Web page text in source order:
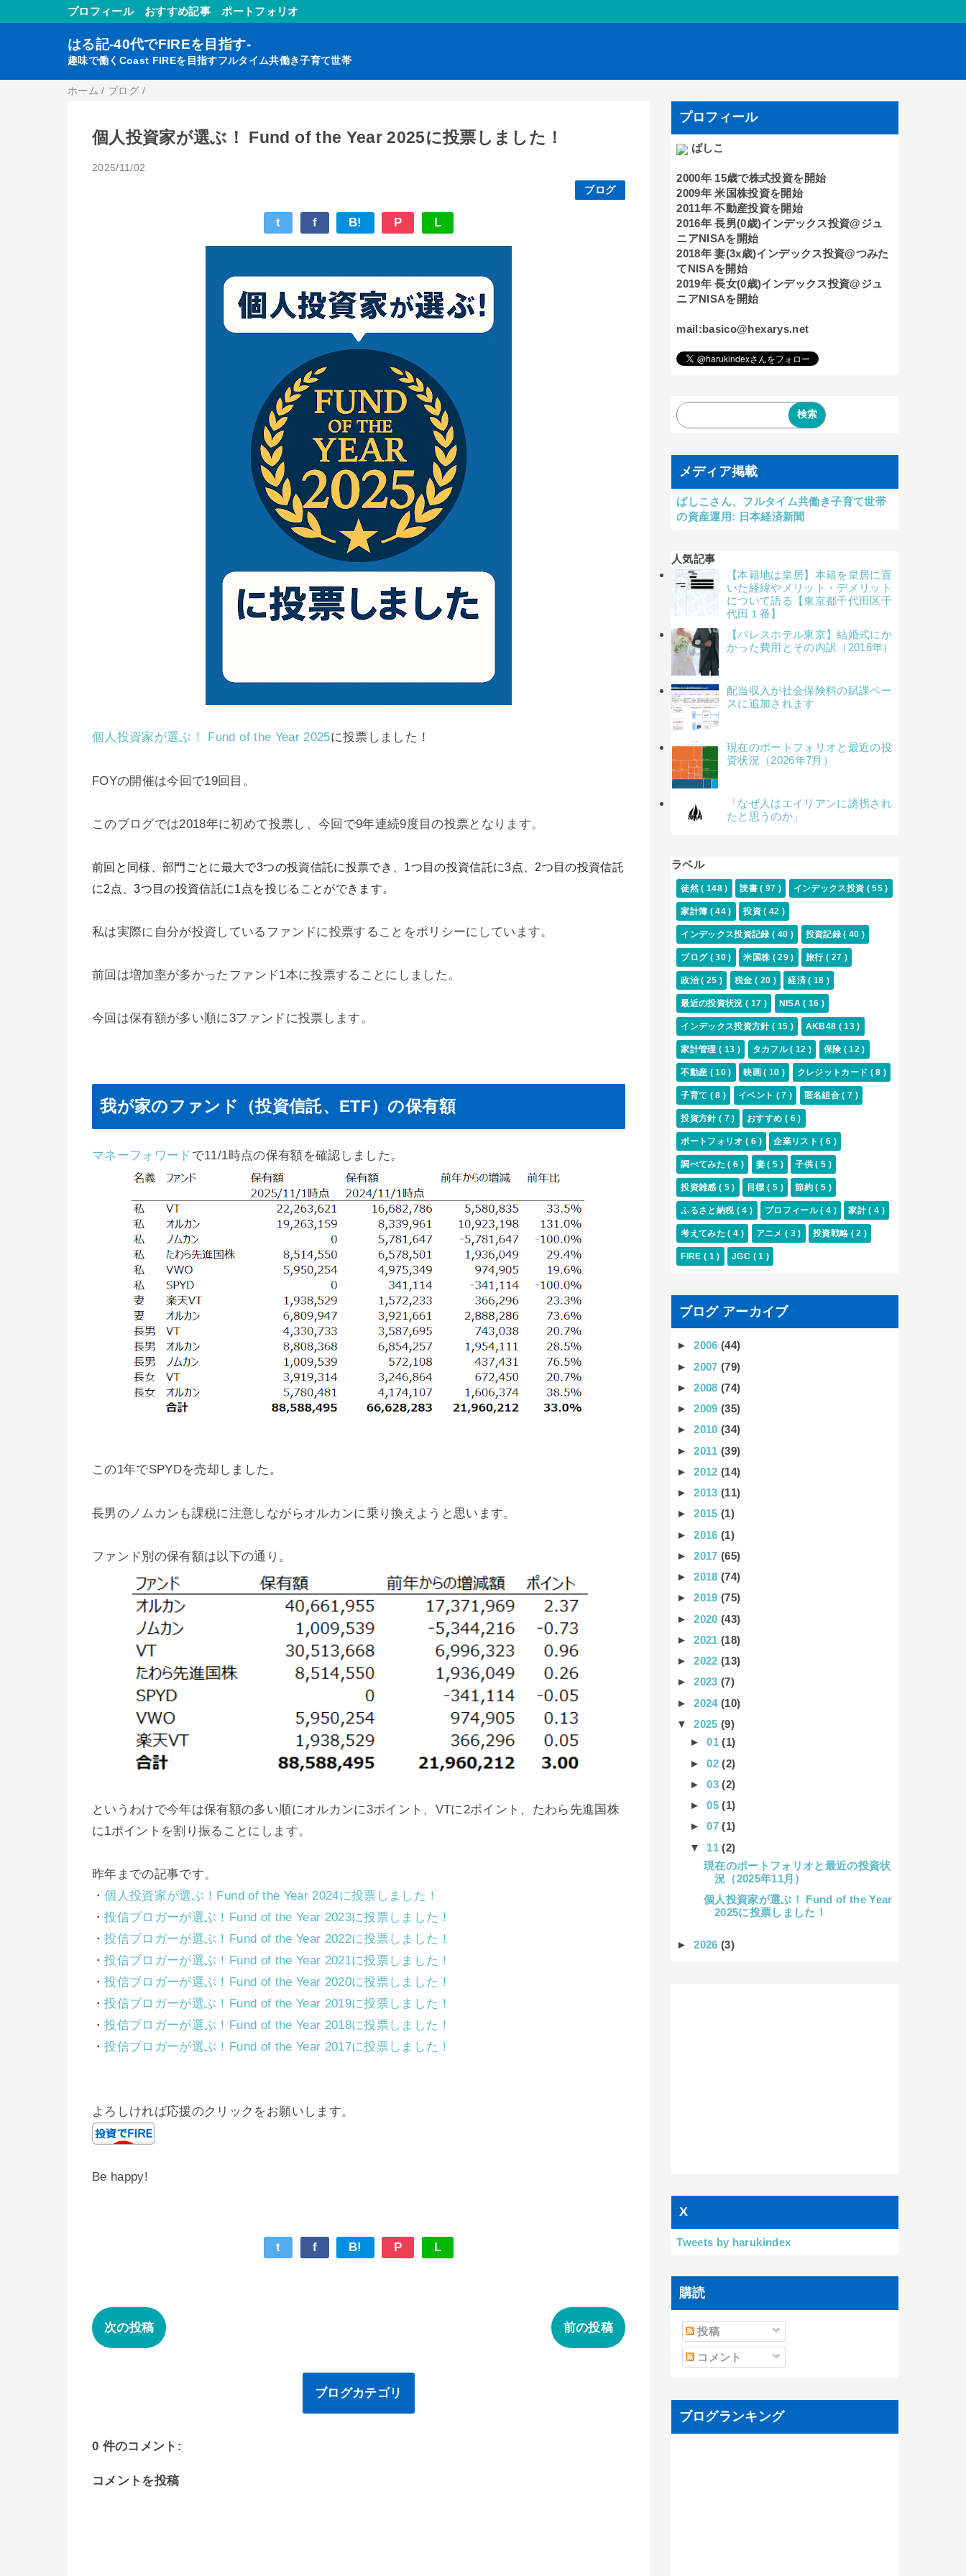
プロフィール おすすめ記事 ポートフォリオ
はる記-40代でFIREを目指す-
趣味で働くCoast FIREを目指すフルタイム共働き子育て世帯
ホーム / ブログ /
個人投資家が選ぶ！ Fund of the Year 2025に投票しました！
2025/11/02
ブログ
t f B! P L
個人投資家が選ぶ！ Fund of the Year 2025に投票しました！
FOYの開催は今回で19回目。
このブログでは2018年に初めて投票し、今回で9年連続9度目の投票となります。
前回と同様、部門ごとに最大で3つの投資信託に投票でき、1つ目の投資信託に3点、2つ目の投資信託
に2点、3つ目の投資信託に1点を投じることができます。
私は実際に自分が投資しているファンドに投票することをポリシーにしています。
前回は増加率が多かったファンド1本に投票することにしました。
今回は保有額が多い順に3ファンドに投票します。
我が家のファンド（投資信託、ETF）の保有額
マネーフォワード で11/1時点の保有額を確認しました。
この1年でSPYDを売却しました。
長男のノムカンも課税に注意しながらオルカンに乗り換えようと思います。
ファンド別の保有額は以下の通り。
というわけで今年は保有額の多い順にオルカンに3ポイント、VTに2ポイント、たわら先進国株
に1ポイントを割り振ることにします。
昨年までの記事です。
・個人投資家が選ぶ！Fund of the Year 2024に投票しました！
・投信ブロガーが選ぶ！Fund of the Year 2023に投票しました！
・投信ブロガーが選ぶ！Fund of the Year 2022に投票しました！
・投信ブロガーが選ぶ！Fund of the Year 2021に投票しました！
・投信ブロガーが選ぶ！Fund of the Year 2020に投票しました！
・投信ブロガーが選ぶ！Fund of the Year 2019に投票しました！
・投信ブロガーが選ぶ！Fund of the Year 2018に投票しました！
・投信ブロガーが選ぶ！Fund of the Year 2017に投票しました！
よろしければ応援のクリックをお願いします。
Be happy!
t f B! P L
次の投稿 前の投稿
ブログカテゴリ
0 件のコメント:
コメントを投稿
プロフィール
ばしこ
2000年 15歳で株式投資を開始
2009年 米国株投資を開始
2011年 不動産投資を開始
2016年 長男(0歳)インデックス投資@ジュ
ニアNISAを開始
2018年 妻(3x歳)インデックス投資@つみた
てNISAを開始
2019年 長女(0歳)インデックス投資@ジュ
ニアNISAを開始
mail:basico@hexarys.net
メディア掲載
ばしこさん、フルタイム共働き子育て世帯
の資産運用: 日本経済新聞
人気記事
【本籍地は皇居】本籍を皇居に置
いた経緯やメリット・デメリット
について語る【東京都千代田区千
代田１番】
【パレスホテル東京】結婚式にか
かった費用とその内訳（2016年）
配当収入が社会保険料の賦課ベー
スに追加されます
現在のポートフォリオと最近の投
資状況（2026年7月）
「なぜ人はエイリアンに誘拐され
たと思うのか」
ラベル
徒然( 148 ) 読書( 97 ) インデックス投資 ( 55 )
家計簿 ( 44 ) 投資( 42 )
インデックス投資記録( 40 ) 投資記録( 40 )
ブログ ( 30 ) 米国株 ( 29 ) 旅行 ( 27 )
政治( 25 ) 税金 ( 20 ) 経済( 18 )
最近の投資状況( 17 ) NISA( 16 )
インデックス投資方針( 15 ) AKB48 ( 13 )
家計管理( 13 ) タカフル( 12 ) 保険 ( 12 )
不動産 ( 10 ) 映画( 10 ) クレジットカード ( 8 )
子育て ( 8 ) イベント ( 7 ) 匿名組合( 7 )
投資方針( 7 ) おすすめ ( 6 )
ポートフォリオ( 6 ) 企業リスト( 6 )
調べてみた( 6 ) 妻( 5 ) 子供( 5 )
投資雑感( 5 ) 目標( 5 ) 節約( 5 )
ふるさと納税 ( 4 ) プロフィール( 4 ) 家計( 4 )
考えてみた( 4 ) アニメ ( 3 ) 投資戦略 ( 2 )
FIRE( 1 ) JGC ( 1 )
ブログ アーカイブ
►2006(44)
►2007(79)
►2008(74)
►2009(35)
►2010(34)
►2011(39)
►2012(14)
►2013(11)
►2015(1)
►2016(1)
►2017(65)
►2018(74)
►2019(75)
►2020(43)
►2021(18)
►2022(13)
►2023(7)
►2024(10)
▼2025(9)
►01(1)
►02(2)
►03(2)
►05(1)
►07(1)
▼ 11(2)
現在のポートフォリオと最近の投資状
況（2025年11月）
個人投資家が選ぶ！ Fund of the Year
2025に投票しました！
►2026(3)
X
Tweets by harukindex
購読
投稿
コメント
ブログランキング